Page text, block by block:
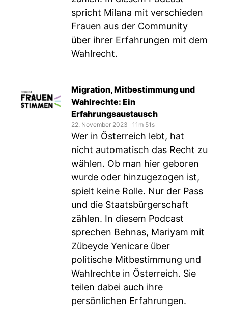
spricht Milana mit verschieden
Frauen aus der Community
über ihrer Erfahrungen mit dem
Wahlrecht.
Migration, Mitbestimmung und
Wahlrechte: Ein
Erfahrungsaustausch
22. November 2023 ‧ 11m 51s
Wer in Österreich lebt, hat
nicht automatisch das Recht zu
wählen. Ob man hier geboren
wurde oder hinzugezogen ist,
spielt keine Rolle. Nur der Pass
und die Staatsbürgerschaft
zählen. In diesem Podcast
sprechen Behnas, Mariyam mit
Zübeyde Yenicare über
politische Mitbestimmung und
Wahlrechte in Österreich. Sie
teilen dabei auch ihre
persönlichen Erfahrungen.